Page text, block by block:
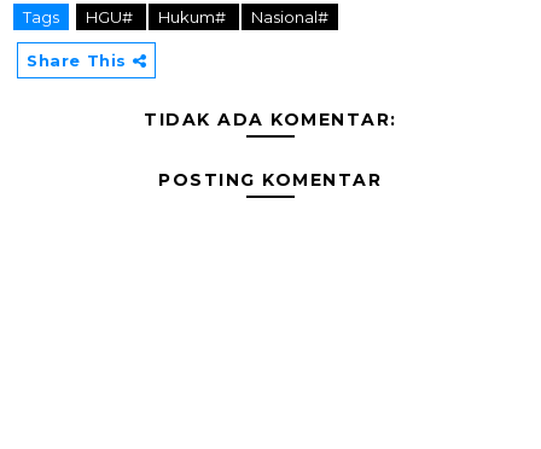
Tags HGU# Hukum# Nasional#
Share This
TIDAK ADA KOMENTAR:
POSTING KOMENTAR